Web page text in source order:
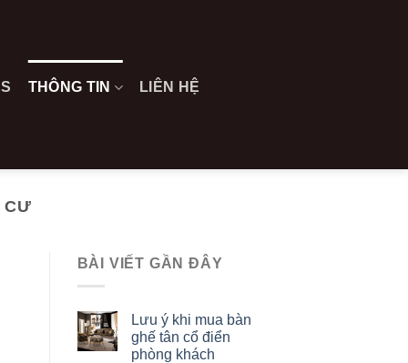
THÔNG TIN LIÊN HỆ
CƯ
BÀI VIẾT GẦN ĐÂY
Lưu ý khi mua bàn
ghế tân cổ điển
phòng khách